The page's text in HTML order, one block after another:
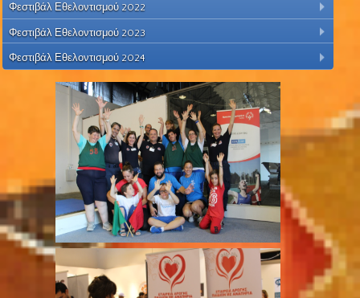
Φεστιβάλ Εθελοντισμού 2022
Φεστιβάλ Εθελοντισμού 2023
Φεστιβάλ Εθελοντισμού 2024